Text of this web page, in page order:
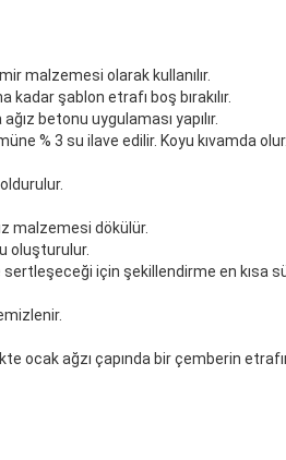
malzemesi olarak kullanılır.
kadar şablon etrafı boş bırakılır.
betonu uygulaması yapılır.
% 3 su ilave edilir. Koyu kıvamda olur.
malzemesi dökülür.
oluşturulur.
için şekillendirme en kısa
ocak ağzı çapında bir çemberin